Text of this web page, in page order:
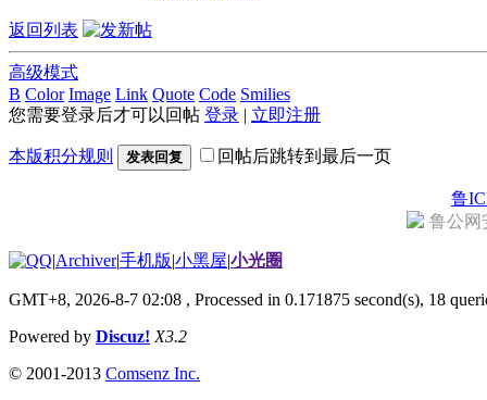
返回列表
高级模式
B Color Image Link Quote Code Smilies
您需要登录后才可以回帖 登录 | 立即注册
本版积分规则 发表回复 回帖后跳转到最后一页
鲁
鲁公网
|Archiver|手机版|小黑屋|小光圈
GMT+8, 2026-8-7 02:08 , Processed in 0.171875 second(s), 18
Powered by Discuz! X3.2
© 2001-2013 Comsenz Inc.